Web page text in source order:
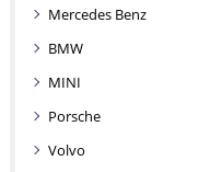
Mercedes Benz
BMW
MINI
Porsche
Volvo